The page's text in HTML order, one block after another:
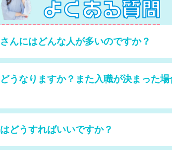
んにはどんな人が多いのですか？
うなりますか？また入職が決まった
どうすればいいですか？